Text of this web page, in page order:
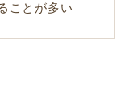
ことが多い